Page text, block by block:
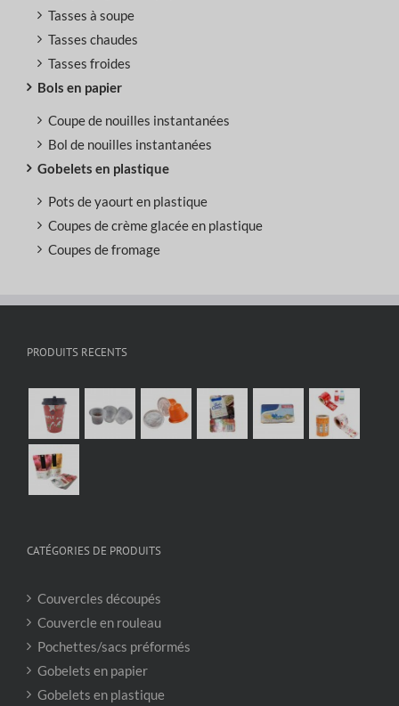
Tasses à soupe
Tasses chaudes
Tasses froides
Bols en papier
Coupe de nouilles instantanées
Bol de nouilles instantanées
Gobelets en plastique
Pots de yaourt en plastique
Coupes de crème glacée en plastique
Coupes de fromage
PRODUITS RECENTS
CATÉGORIES DE PRODUITS
Couvercles découpés
Couvercle en rouleau
Pochettes/sacs préformés
Gobelets en papier
Gobelets en plastique